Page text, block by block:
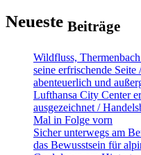
Neueste Beiträge
Wildfluss,
seine erfrischende
abenteuerlich und
Lufthansa City Center
ausgezeichnet /
Mal in Folge vorn
Sicher unterwegs am
das Bewusstsein für